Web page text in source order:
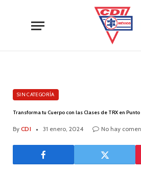
SIN CATEGORÍA
Transforma tu Cuerpo con las Clases de TRX en Punto
By CDI 31 enero, 2024 No hay